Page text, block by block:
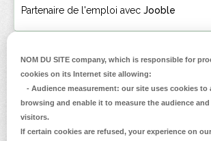
Partenaire de l'emploi avec Jooble
Inscrivez-vous
à la Newsletter
NOM DU SITE company, which is responsible for
cookies on its Internet site allowing:
- Audience measurement: our site uses cookies to
browsing and enable it to measure the audience
visitors.
If certain cookies are refused, your experience on